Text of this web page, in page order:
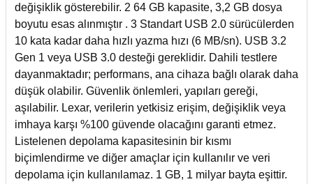
değişiklik gösterebilir. 2 64 GB kapasite, 3,2 GB dosya
boyutu esas alınmıştır . 3 Standart USB 2.0 sürücülerden
10 kata kadar daha hızlı yazma hızı (6 MB/sn). USB 3.2
Gen 1 veya USB 3.0 desteği gereklidir. Dahili testlere
dayanmaktadır; performans, ana cihaza bağlı olarak daha
düşük olabilir. Güvenlik önlemleri, yapıları gereği,
aşılabilir. Lexar, verilerin yetkisiz erişim, değişiklik veya
imhaya karşı %100 güvende olacağını garanti etmez.
Listelenen depolama kapasitesinin bir kısmı
biçimlendirme ve diğer amaçlar için kullanılır ve veri
depolama için kullanılamaz. 1 GB, 1 milyar bayta eşittir.